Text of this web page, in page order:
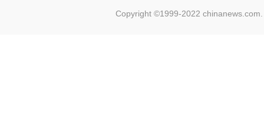
Copyright ©1999-2022